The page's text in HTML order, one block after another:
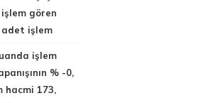
gören
adet işlem
işlem
% -0,
hacmi 173,